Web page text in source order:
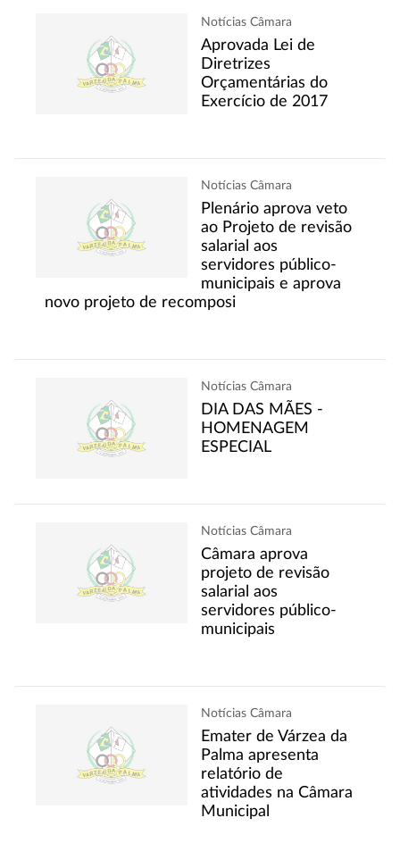
Notícias Câmara
Aprovada Lei de
Diretrizes
Orçamentárias do
Exercício de 2017
Notícias Câmara
Plenário aprova veto
ao Projeto de revisão
salarial aos
servidores público-
municipais e aprova
novo projeto de recomposi
Notícias Câmara
DIA DAS MÃES -
HOMENAGEM
ESPECIAL
Notícias Câmara
Câmara aprova
projeto de revisão
salarial aos
servidores público-
municipais
Notícias Câmara
Emater de Várzea da
Palma apresenta
relatório de
atividades na Câmara
Municipal